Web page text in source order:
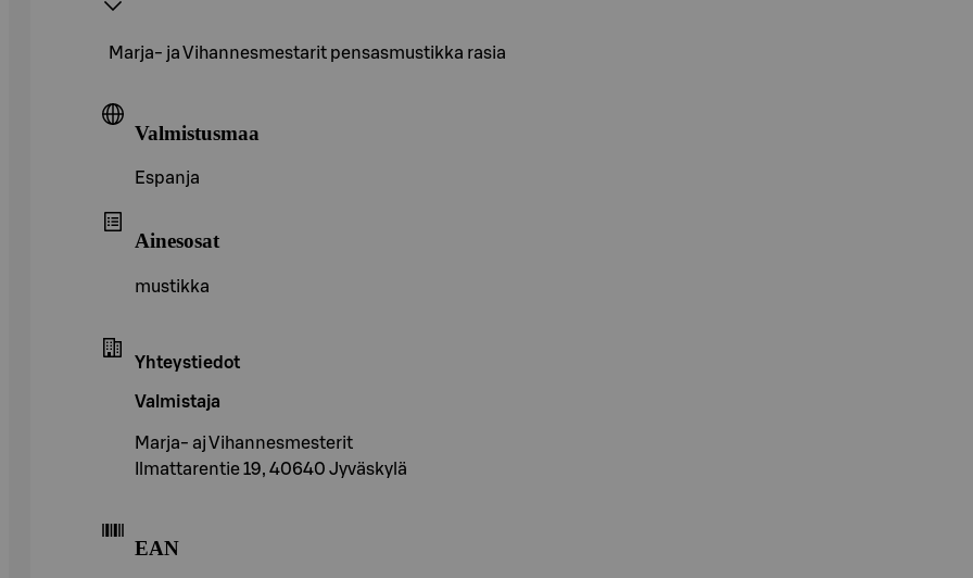
Marja- ja Vihannesmestarit pensasmustikka rasia
Valmistusmaa
Espanja
Ainesosat
mustikka
Yhteystiedot
Valmistaja
Marja- aj Vihannesmesterit
Ilmattarentie 19, 40640 Jyväskylä
EAN